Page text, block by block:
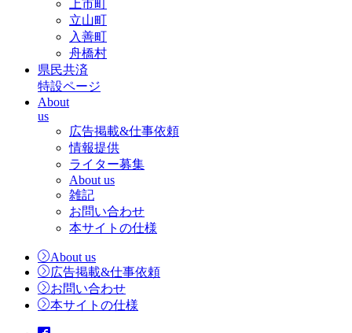
上市町
立山町
入善町
舟橋村
県民共済
特設ページ
About
us
広告掲載&仕事依頼
情報提供
ライター募集
About us
雑記
お問い合わせ
本サイトの仕様
About us
広告掲載&仕事依頼
お問い合わせ
本サイトの仕様